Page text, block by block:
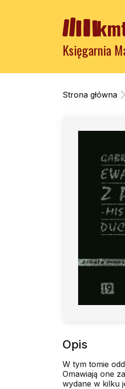
Księgarnia
Strona główna
Opis
W tym tomie
Omawiają one
wydane w kilku